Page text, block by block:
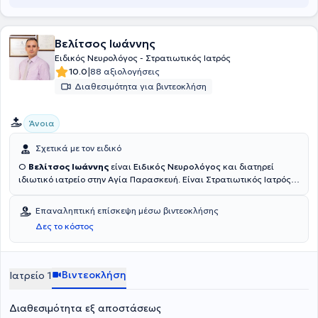
Βελίτσος Ιωάννης
Ειδικός Νευρολόγος - Στρατιωτικός Ιατρός
10.0|88 αξιολογήσεις
Διαθεσιμότητα για βιντεοκλήση
Άνοια
Σχετικά με τον ειδικό
Ο Βελίτσος Ιωάννης είναι Ειδικός Νευρολόγος και διατηρεί
ιδιωτικό ιατρείο στην Αγία Παρασκευή. Είναι Στρατιωτικός Ιατρός,
(Ιατρικό ΣΣΑΣ) και της Ιατρικής Σχολής του Αριστοτελείου
Πανεπιστημίου Θεσσαλονίκης. Ακόμη, έχει πραγματοποιήσει
Μεταπτυχιακές Σπουδές με τίτλο «Αγγειακά Εγκεφαλικά
Επεισόδια» στο Δημοκρίτειο Πανεπιστήμιο Θράκης. Έπειτα της
Πανεπιστημιακό Νοσοκομείο Λάρισας, μετέβη στη Γερμανία, όπου
και συνέχισε την ειδίκευσή του επί σειρά ετών στο Akademisches
άλλων στη Μονάδα Αγγειακών Εγκεφαλικών (Regionale Stroke
Επαναληπτική επίσκεψη μέσω βιντεοκλήσης
Δες το κόστος
Ιατρείο 1 Βιντεοκλήση
Διαθεσιμότητα εξ αποστάσεως